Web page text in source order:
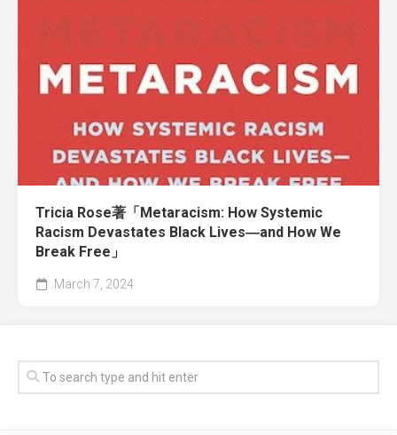
Tricia Rose著「Metaracism: How Systemic
Racism Devastates Black Lives―and How We
Break Free」
March 7, 2024